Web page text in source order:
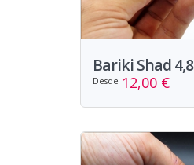
Bariki Shad 4,8
Desde 12,00 €